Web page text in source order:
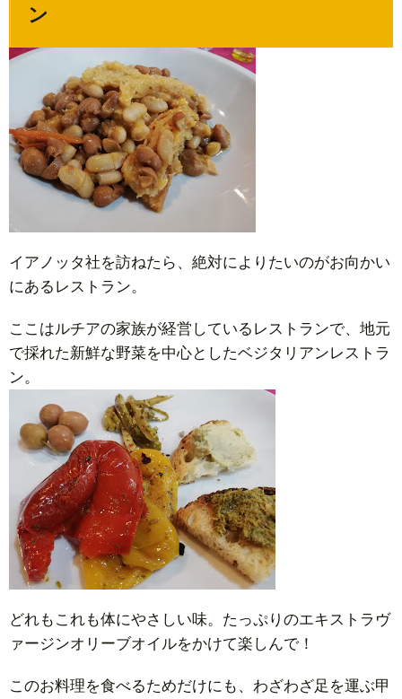
ン
イアノッタ社を訪ねたら、絶対によりたいのがお向かい
にあるレストラン。
ここはルチアの家族が経営しているレストランで、地元
で採れた新鮮な野菜を中心としたベジタリアンレストラ
ン。
どれもこれも体にやさしい味。たっぷりのエキストラヴ
ァージンオリーブオイルをかけて楽しんで！
このお料理を食べるためだけにも、わざわざ足を運ぶ甲